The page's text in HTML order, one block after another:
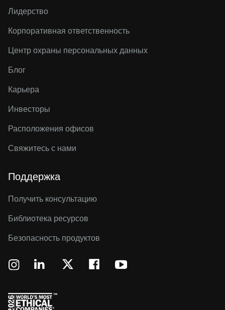
Лидерство
Корпоративная ответственность
Центр охраны персональных данных
Блог
Карьера
Инвесторы
Расположения офисов
Свяжитесь с нами
Поддержка
Получить консультацию
Библиотека ресурсов
Безопасность продуктов